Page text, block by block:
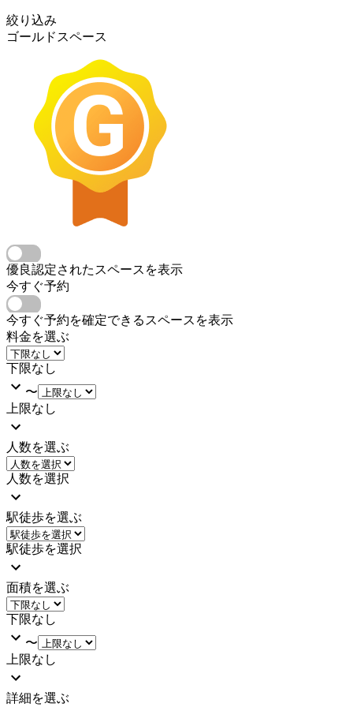
絞り込み
ゴールドスペース
優良認定されたスペースを表示
今すぐ予約
今すぐ予約を確定できるスペースを表示
料金を選ぶ
下限なし
〜
上限なし
人数を選ぶ
人数を選択
駅徒歩を選ぶ
駅徒歩を選択
面積を選ぶ
下限なし
〜
上限なし
詳細を選ぶ